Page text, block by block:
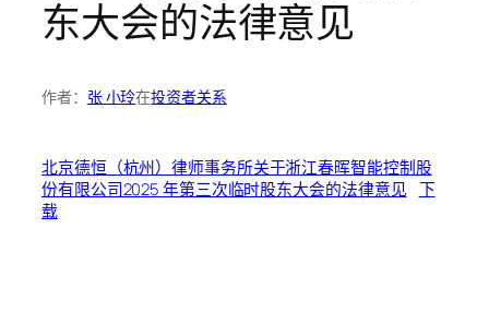
东大会的法律意见
作者： 张 小玲在投资者关系
北京德恒（杭州）律师事务所关于浙江春晖智能控制股
份有限公司2025 年第三次临时股东大会的法律意见 下
载